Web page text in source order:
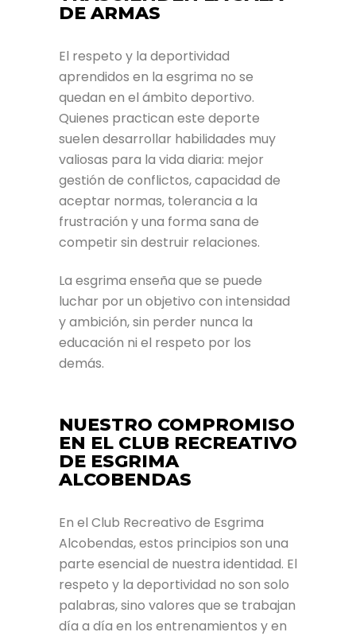
DE ARMAS
El respeto y la deportividad
aprendidos en la esgrima no se
quedan en el ámbito deportivo.
Quienes practican este deporte
suelen desarrollar habilidades muy
valiosas para la vida diaria: mejor
gestión de conflictos, capacidad de
aceptar normas, tolerancia a la
frustración y una forma sana de
competir sin destruir relaciones.
La esgrima enseña que se puede
luchar por un objetivo con intensidad
y ambición, sin perder nunca la
educación ni el respeto por los
demás.
NUESTRO COMPROMISO
EN EL CLUB RECREATIVO
DE ESGRIMA
ALCOBENDAS
En el Club Recreativo de Esgrima
Alcobendas, estos principios son una
parte esencial de nuestra identidad. El
respeto y la deportividad no son solo
palabras, sino valores que se trabajan
día a día en los entrenamientos y en